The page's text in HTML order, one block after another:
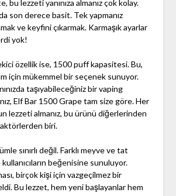
bu lezzeti yanınıza almanız çok kolay.
son derece basit. Tek yapmanız
ve keyfini çıkarmak. Karmaşık ayarlar
yok!
özellik ise, 1500 puff kapasitesi. Bu,
için mükemmel bir seçenek sunuyor.
taşıyabileceğiniz bir vaping
Elf Bar 1500 Grape tam size göre. Her
lezzeti almanız, bu ürünü diğerlerinden
biri.
sınırlı değil. Farklı meyve ve tat
beğenisine sunuluyor.
birçok kişi için vazgeçilmez bir
Bu lezzet, hem yeni başlayanlar hem